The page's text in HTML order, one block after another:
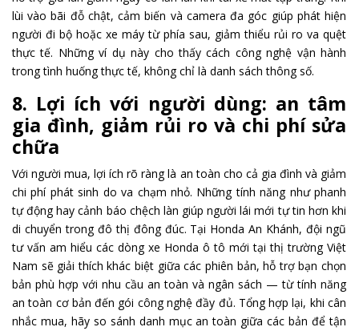
lùi vào bãi đỗ chật, cảm biến và camera đa góc giúp phát hiện
người đi bộ hoặc xe máy từ phía sau, giảm thiểu rủi ro va quệt
thực tế. Những ví dụ này cho thấy cách công nghệ vận hành
trong tình huống thực tế, không chỉ là danh sách thông số.
8. Lợi ích với người dùng: an tâm
gia đình, giảm rủi ro và chi phí sửa
chữa
Với người mua, lợi ích rõ ràng là an toàn cho cả gia đình và giảm
chi phí phát sinh do va chạm nhỏ. Những tính năng như phanh
tự động hay cảnh báo chệch làn giúp người lái mới tự tin hơn khi
di chuyển trong đô thị đông đúc. Tại Honda An Khánh, đội ngũ
tư vấn am hiểu các dòng xe Honda ô tô mới tại thị trường Việt
Nam sẽ giải thích khác biệt giữa các phiên bản, hỗ trợ bạn chọn
bản phù hợp với nhu cầu an toàn và ngân sách — từ tính năng
an toàn cơ bản đến gói công nghệ đầy đủ. Tổng hợp lại, khi cân
nhắc mua, hãy so sánh danh mục an toàn giữa các bản để tận